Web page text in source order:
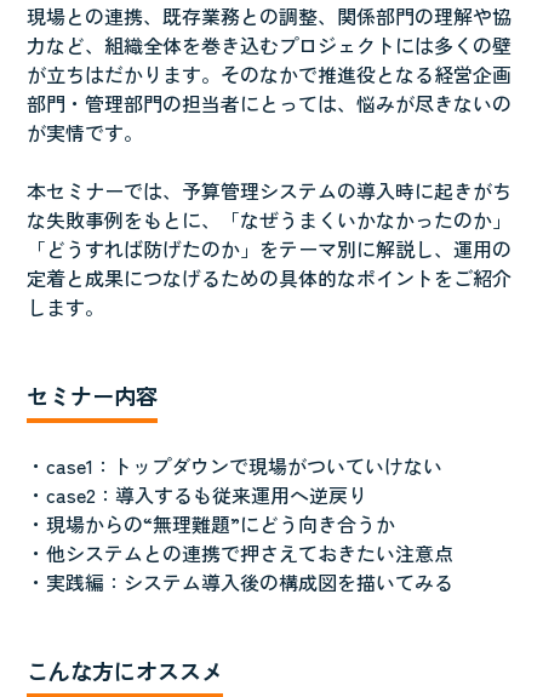
現場との連携、既存業務との調整、関係部門の理解や協
力など、組織全体を巻き込むプロジェクトには多くの壁
が立ちはだかります。そのなかで推進役となる経営企画
部門・管理部門の担当者にとっては、悩みが尽きないの
が実情です。
本セミナーでは、予算管理システムの導入時に起きがち
な失敗事例をもとに、「なぜうまくいかなかったのか」
「どうすれば防げたのか」をテーマ別に解説し、運用の
定着と成果につなげるための具体的なポイントをご紹介
します。
セミナー内容
・case1：トップダウンで現場がついていけない
・case2：導入するも従来運用へ逆戻り
・現場からの“無理難題”にどう向き合うか
・他システムとの連携で押さえておきたい注意点
・実践編：システム導入後の構成図を描いてみる
こんな方にオススメ